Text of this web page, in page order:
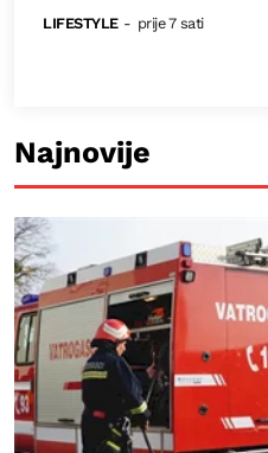
LIFESTYLE - prije 7 sati
Najnovije